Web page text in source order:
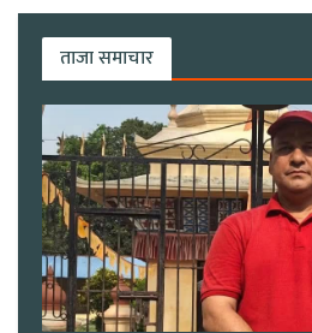
ताजा समाचार